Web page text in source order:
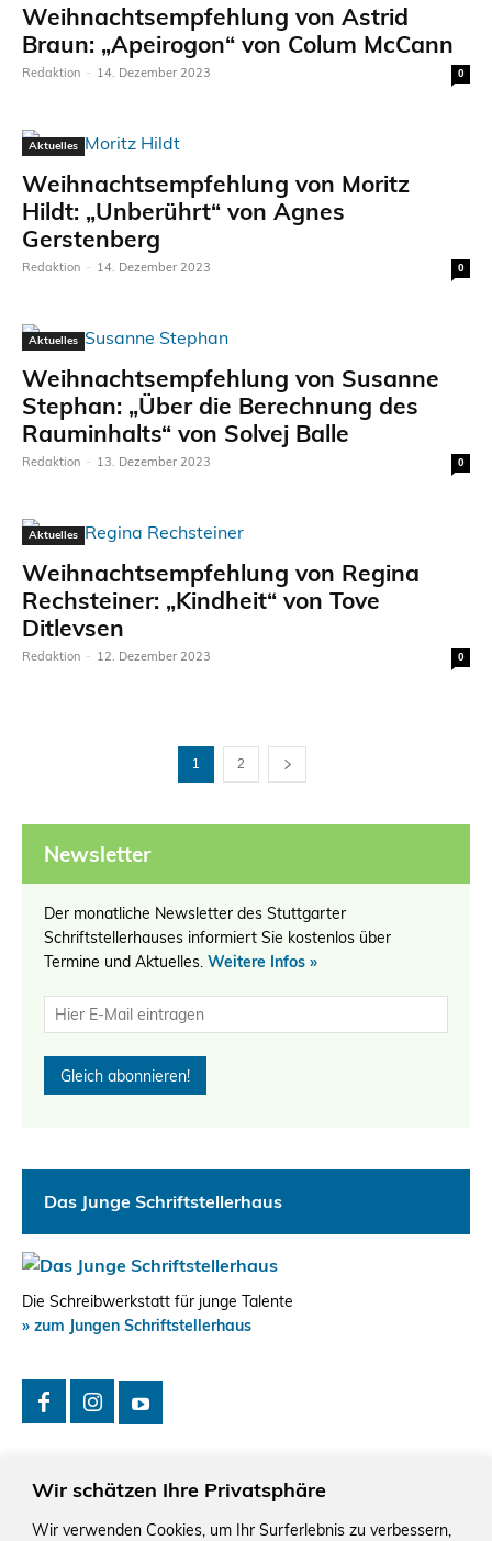
Wir schätzen Ihre Privatsphäre
Wir verwenden Cookies, um Ihr Surferlebnis zu verbessern,
Weihnachtsempfehlung von Astrid
Braun: „Apeirogon“ von Colum McCann
Redaktion - 14. Dezember 2023 0
Aktuelles
Weihnachtsempfehlung von Moritz
Hildt: „Unberührt“ von Agnes
Gerstenberg
Redaktion - 14. Dezember 2023 0
Aktuelles
Weihnachtsempfehlung von Susanne
Stephan: „Über die Berechnung des
Rauminhalts“ von Solvej Balle
Redaktion - 13. Dezember 2023 0
Aktuelles
Weihnachtsempfehlung von Regina
Rechsteiner: „Kindheit“ von Tove
Ditlevsen
Redaktion - 12. Dezember 2023 0
1 2
Newsletter
Der monatliche Newsletter des Stuttgarter
Schriftstellerhauses informiert Sie kostenlos über
Termine und Aktuelles. Weitere Infos »
Das Junge Schriftstellerhaus
Die Schreibwerkstatt für junge Talente
» zum Jungen Schriftstellerhaus